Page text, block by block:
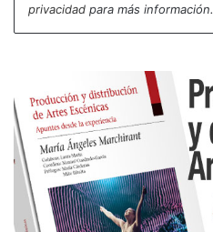
privacidad para más información.